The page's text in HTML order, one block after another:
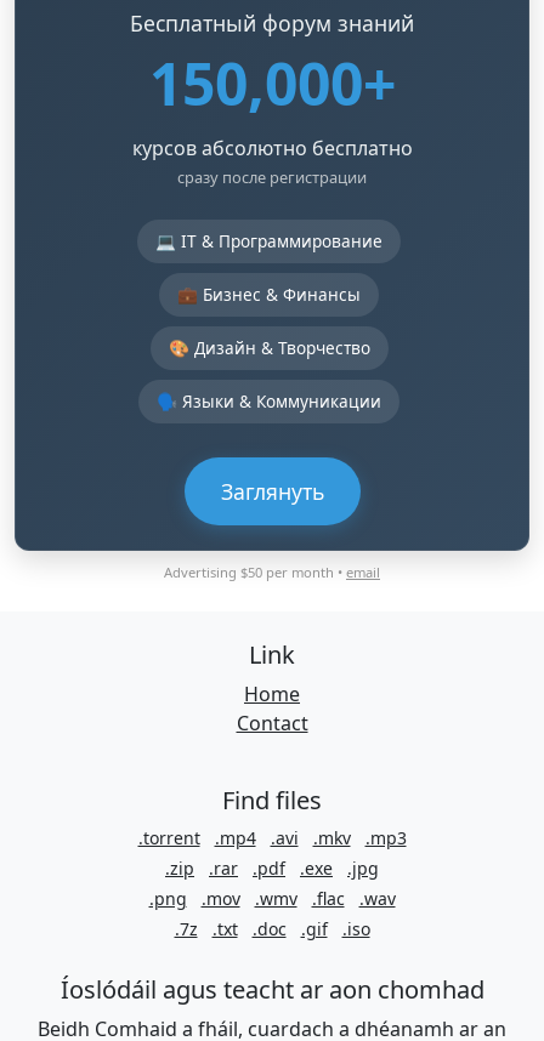
Бесплатный форум знаний
150,000+
курсов абсолютно бесплатно
сразу после регистрации
💻 IT & Программирование
💼 Бизнес & Финансы
🎨 Дизайн & Творчество
🗣️ Языки & Коммуникации
Заглянуть
Advertising $50 per month • email
Link
Home
Contact
Find files
.torrent .mp4 .avi .mkv
.mp3
.zip
.rar .pdf .exe
.jpg
.png
.mov .wmv .flac
.wav
.7z
.txt .doc .gif .iso
Íoslódáil agus teacht ar aon chomhad
Beidh Comhaid a fháil, cuardach a dhéanamh ar an